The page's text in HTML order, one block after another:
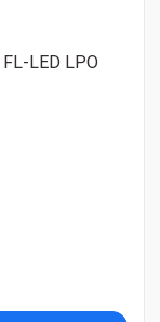
LED LPO